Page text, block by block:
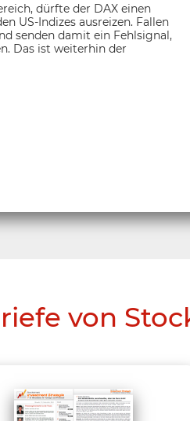
dürfte der DAX einen
US-Indizes ausreizen. Fallen
senden damit ein Fehlsignal,
Das ist weiterhin der
von